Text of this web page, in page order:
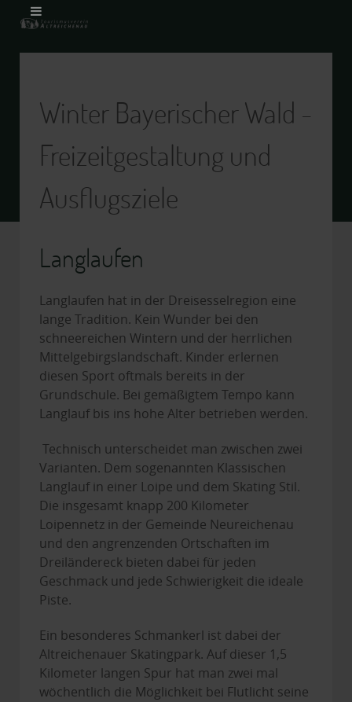
Winter Bayerischer Wald -
Freizeitgestaltung und
Ausflugsziele
Langlaufen
Langlaufen hat in der Dreisesselregion eine
lange Tradition. Kein Wunder bei den
schneereichen Wintern und der herrlichen
Mittelgebirgslandschaft. Kinder erlernen
diesen Sport oftmals bereits in der
Grundschule. Bei gemäßigtem Tempo kann
Langlauf bis ins hohe Alter betrieben werden.
Technisch unterscheidet man zwischen zwei
Varianten. Dem sogenannten Klassischen
Langlauf in einer Loipe und dem Skating Stil.
Die insgesamt knapp 200 Kilometer
Loipennetz in der Gemeinde Neureichenau
und den angrenzenden Ortschaften im
Dreiländereck bieten dabei für jeden
Geschmack und jede Schwierigkeit die ideale
Piste.
Ein besonderes Schmankerl ist dabei der
Altreichenauer Skatingpark. Auf dieser 1,5
Kilometer langen Spur hat man zwei mal
wöchentlich die Möglichkeit bei Flutlicht seine